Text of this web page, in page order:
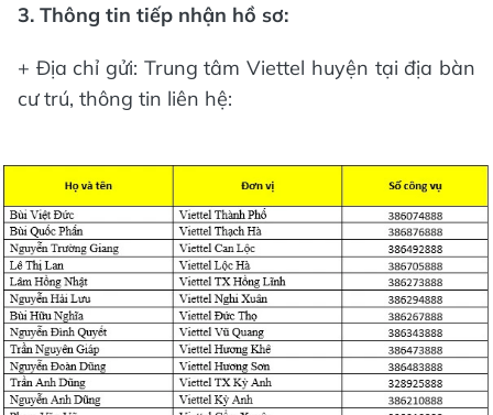
3. Thông tin tiếp nhận hồ sơ:
+ Địa chỉ gửi: Trung tâm Viettel huyện tại địa bàn
cư trú, thông tin liên hệ: